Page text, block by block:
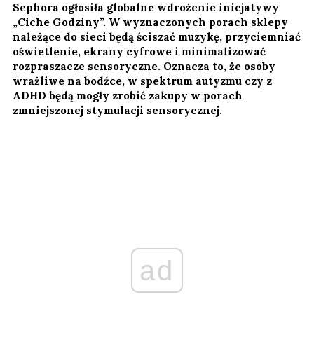
Sephora ogłosiła globalne wdrożenie inicjatywy
„Ciche Godziny”. W wyznaczonych porach sklepy
należące do sieci będą ściszać muzykę, przyciemniać
oświetlenie, ekrany cyfrowe i minimalizować
rozpraszacze sensoryczne. Oznacza to, że osoby
wrażliwe na bodźce, w spektrum autyzmu czy z
ADHD będą mogły zrobić zakupy w porach
zmniejszonej stymulacji sensorycznej.
ad